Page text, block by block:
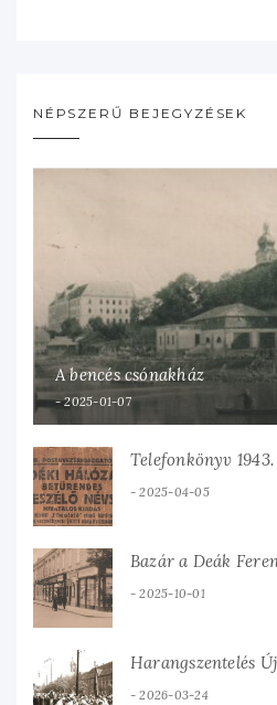
NÉPSZERŰ BEJEGYZÉSEK
A bencés csónakház
2025-01-07
Telefonkönyv 1943.
2025-04-05
Bazár a Deák
2025-10-01
Harangszentelés
2026-03-24